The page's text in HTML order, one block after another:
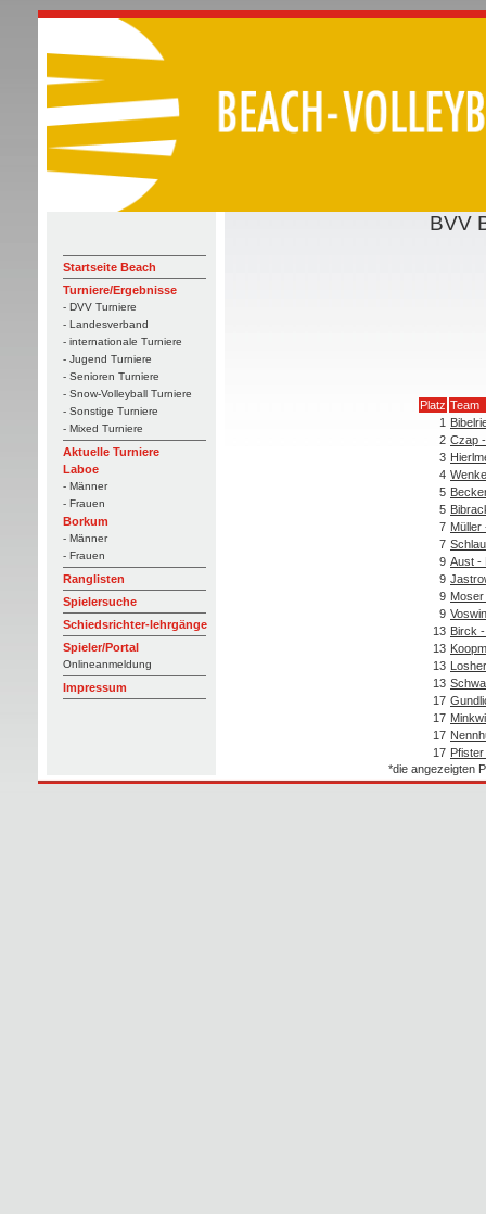
Startseite Beach
Turniere/Ergebnisse
- DVV Turniere
- Landesverband
- internationale Turniere
- Jugend Turniere
- Senioren Turniere
- Snow-Volleyball Turniere
- Sonstige Turniere
- Mixed Turniere
Aktuelle Turniere
Laboe
- Männer
- Frauen
Borkum
- Männer
- Frauen
Ranglisten
Spielersuche
Schiedsrichter-lehrgänge
Spieler/Portal
Onlineanmeldung
Impressum
BVV
Platz Team
1
2 Czap
3
4
5
5
7 Müller
7
9 Aust -
9
9
9
13 Birck
13
13
13
17
17
17
17
*die angezeigten